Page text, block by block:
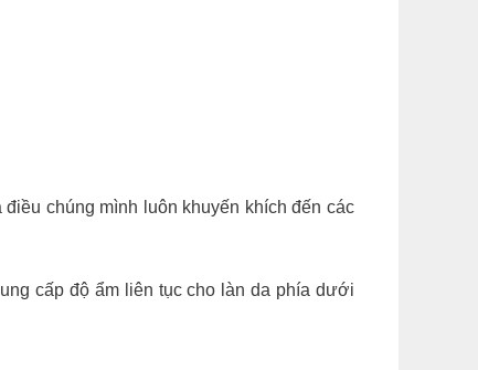
chúng mình luôn khuyến khích đến các
cấp độ ẩm liên tục cho làn da phía dưới